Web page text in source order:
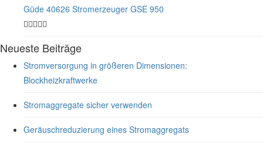
Güde 40626 Stromerzeuger GSE 950
Neueste Beiträge
Stromversorgung in größeren Dimensionen:
Blockheizkraftwerke
Stromaggregate sicher verwenden
Geräuschreduzierung eines Stromaggregats